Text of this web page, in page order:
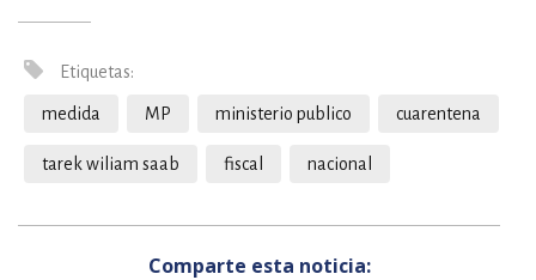
Etiquetas:
medida MP ministerio publico cuarentena
tarek wiliam saab fiscal nacional
Comparte esta noticia: